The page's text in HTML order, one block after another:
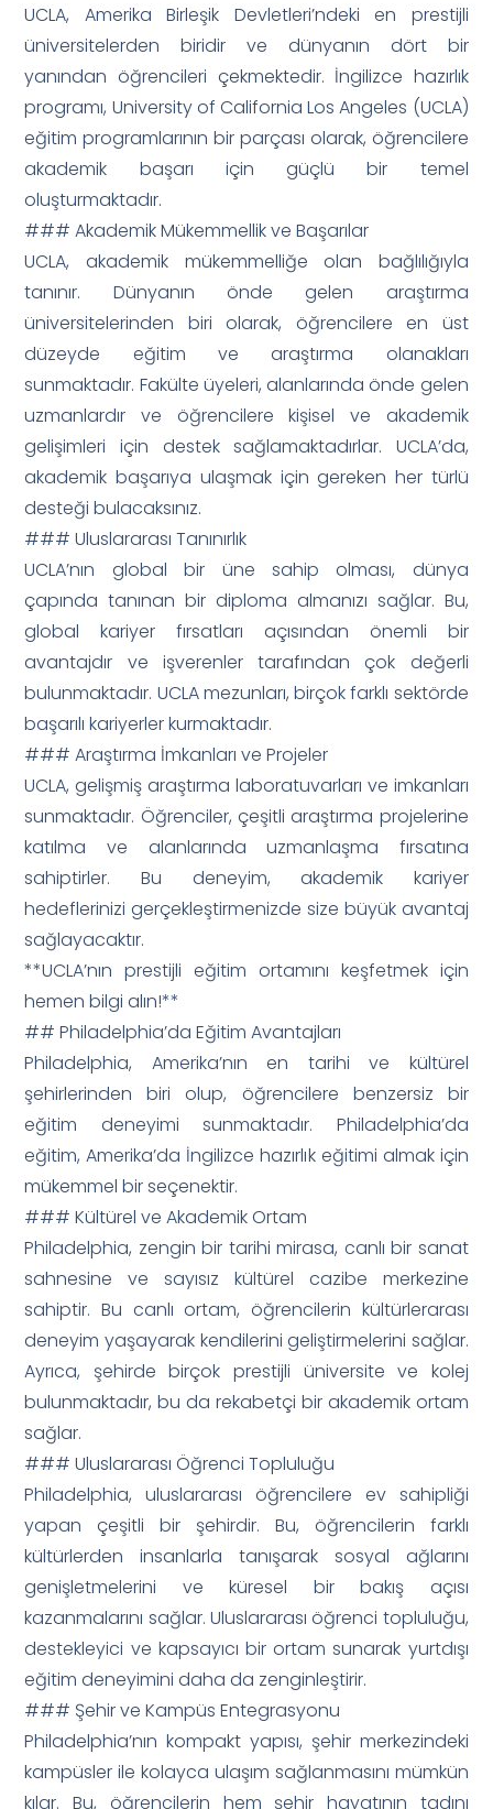
UCLA, Amerika Birleşik Devletleri’ndeki en prestijli
üniversitelerden biridir ve dünyanın dört bir
yanından öğrencileri çekmektedir. İngilizce hazırlık
programı, University of California Los Angeles (UCLA)
eğitim programlarının bir parçası olarak, öğrencilere
akademik başarı için güçlü bir temel
oluşturmaktadır.
### Akademik Mükemmellik ve Başarılar
UCLA, akademik mükemmelliğe olan bağlılığıyla
tanınır. Dünyanın önde gelen araştırma
üniversitelerinden biri olarak, öğrencilere en üst
düzeyde eğitim ve araştırma olanakları
sunmaktadır. Fakülte üyeleri, alanlarında önde gelen
uzmanlardır ve öğrencilere kişisel ve akademik
gelişimleri için destek sağlamaktadırlar. UCLA’da,
akademik başarıya ulaşmak için gereken her türlü
desteği bulacaksınız.
### Uluslararası Tanınırlık
UCLA’nın global bir üne sahip olması, dünya
çapında tanınan bir diploma almanızı sağlar. Bu,
global kariyer fırsatları açısından önemli bir
avantajdır ve işverenler tarafından çok değerli
bulunmaktadır. UCLA mezunları, birçok farklı sektörde
başarılı kariyerler kurmaktadır.
### Araştırma İmkanları ve Projeler
UCLA, gelişmiş araştırma laboratuvarları ve imkanları
sunmaktadır. Öğrenciler, çeşitli araştırma projelerine
katılma ve alanlarında uzmanlaşma fırsatına
sahiptirler. Bu deneyim, akademik kariyer
hedeflerinizi gerçekleştirmenizde size büyük avantaj
sağlayacaktır.
**UCLA’nın prestijli eğitim ortamını keşfetmek için
hemen bilgi alın!**
## Philadelphia’da Eğitim Avantajları
Philadelphia, Amerika’nın en tarihi ve kültürel
şehirlerinden biri olup, öğrencilere benzersiz bir
eğitim deneyimi sunmaktadır. Philadelphia’da
eğitim, Amerika’da İngilizce hazırlık eğitimi almak için
mükemmel bir seçenektir.
### Kültürel ve Akademik Ortam
Philadelphia, zengin bir tarihi mirasa, canlı bir sanat
sahnesine ve sayısız kültürel cazibe merkezine
sahiptir. Bu canlı ortam, öğrencilerin kültürlerarası
deneyim yaşayarak kendilerini geliştirmelerini sağlar.
Ayrıca, şehirde birçok prestijli üniversite ve kolej
bulunmaktadır, bu da rekabetçi bir akademik ortam
sağlar.
### Uluslararası Öğrenci Topluluğu
Philadelphia, uluslararası öğrencilere ev sahipliği
yapan çeşitli bir şehirdir. Bu, öğrencilerin farklı
kültürlerden insanlarla tanışarak sosyal ağlarını
genişletmelerini ve küresel bir bakış açısı
kazanmalarını sağlar. Uluslararası öğrenci topluluğu,
destekleyici ve kapsayıcı bir ortam sunarak yurtdışı
eğitim deneyimini daha da zenginleştirir.
### Şehir ve Kampüs Entegrasyonu
Philadelphia’nın kompakt yapısı, şehir merkezindeki
kampüsler ile kolayca ulaşım sağlanmasını mümkün
kılar. Bu, öğrencilerin hem şehir hayatının tadını